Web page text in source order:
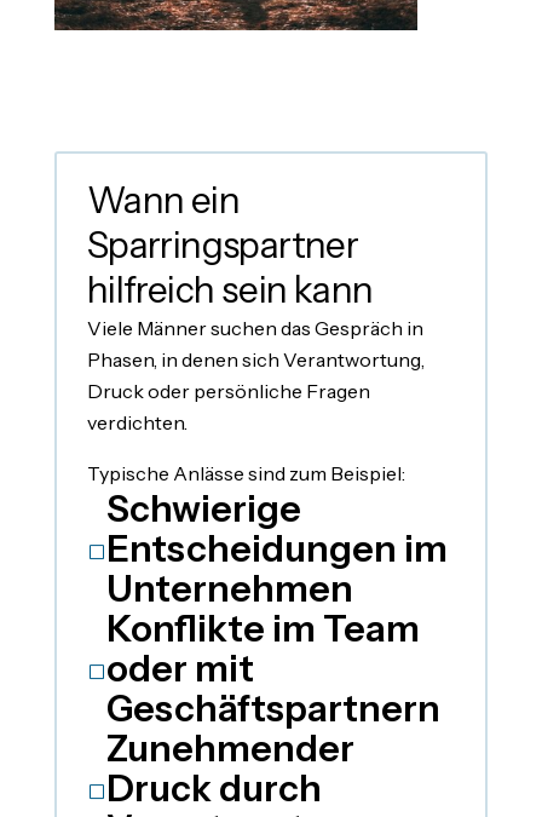
Wann ein
Sparringspartner
hilfreich sein kann
Viele Männer suchen das Gespräch in
Phasen, in denen sich Verantwortung,
Druck oder persönliche Fragen
verdichten.
Typische Anlässe sind zum Beispiel:
V
Schwierige
Entscheidungen im
Unternehmen
V
Konflikte im Team
oder mit
Geschäftspartnern
V
Zunehmender
Druck durch